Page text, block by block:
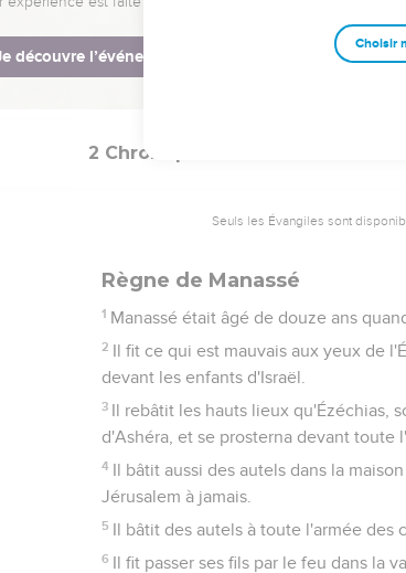
prophète, fils d'Amots, dans le livre
33 Puis Ézéchias s'endormit avec ses
Juda et les habitants de Jérusalem lui
2 Chroniques
Seuls les Évangiles sont
Règne de Manassé
1 Manassé était âgé de douze ans
2 Il fit ce qui est mauvais aux yeux de
devant les enfants d'Israël.
3 Il rebâtit les hauts lieux qu'Ézéchias,
d'Ashéra, et se prosterna devant toute
4 Il bâtit aussi des autels dans la
Jérusalem à jamais.
5 Il bâtit des autels à toute l'armée des
6 Il fit passer ses fils par le feu dans la
Choisir